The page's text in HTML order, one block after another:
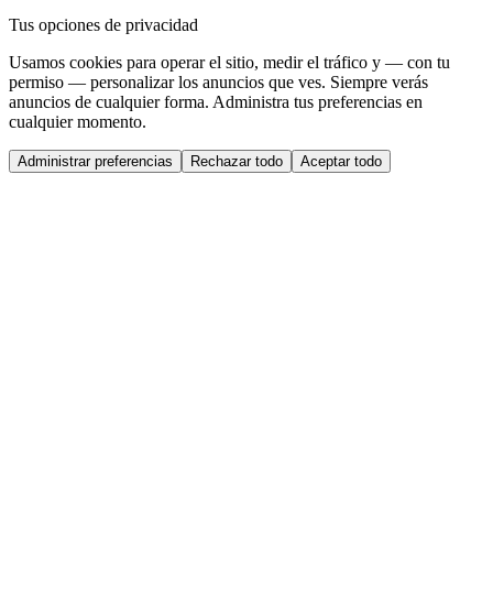
Tus opciones de privacidad
Usamos cookies para operar el sitio, medir el tráfico y — con tu
permiso — personalizar los anuncios que ves. Siempre verás
anuncios de cualquier forma. Administra tus preferencias en
cualquier momento.
Administrar preferencias Rechazar todo Aceptar todo